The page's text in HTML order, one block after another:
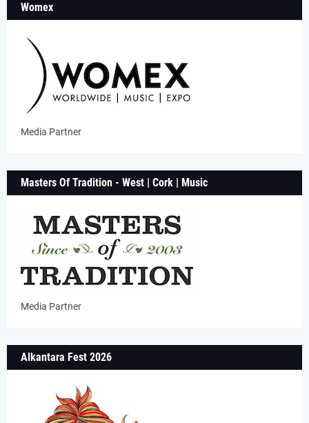
Womex
Media Partner
Masters Of Tradition - West | Cork | Music
Media Partner
Alkantara Fest 2026